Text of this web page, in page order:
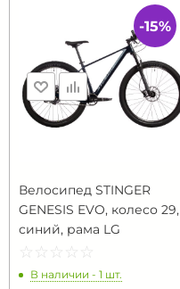
Велосипед STINGER
GENESIS EVO, колесо 29,
синий, рама LG
☆ ☆ ☆ ☆ ☆
★ ★ ★ ★ ★
В наличии - 1 шт.
-15%